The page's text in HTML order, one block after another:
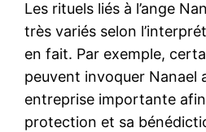
Les rituels liés à l’ange
très variés selon
en fait. Par exemple,
peuvent invoquer Nanael
entreprise importante
protection et sa